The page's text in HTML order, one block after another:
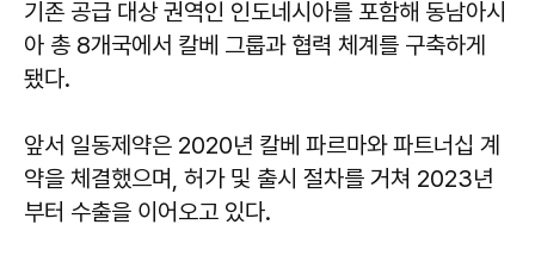
기존 공급 대상 권역인 인도네시아를 포함해 동남아시
아 총 8개국에서 칼베 그룹과 협력 체계를 구축하게
됐다.
앞서 일동제약은 2020년 칼베 파르마와 파트너십 계
약을 체결했으며, 허가 및 출시 절차를 거쳐 2023년
부터 수출을 이어오고 있다.